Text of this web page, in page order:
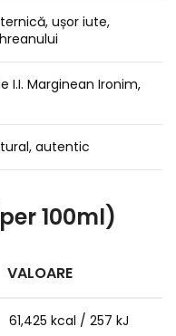
ușor iute,
I.I. Marginean Ironim,
autentic
100ml)
VALOARE
61,425 kcal / 257 kJ